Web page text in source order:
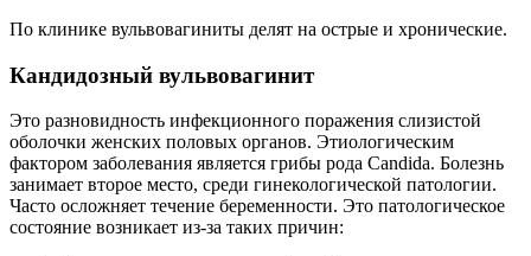
По клинике вульвовагиниты делят на острые и хронические.
Кандидозный вульвовагинит
Это разновидность инфекционного поражения слизистой
оболочки женских половых органов. Этиологическим
фактором заболевания является грибы рода Candida. Болезнь
занимает второе место, среди гинекологической патологии.
Часто осложняет течение беременности. Это патологическое
состояние возникает из-за таких причин: